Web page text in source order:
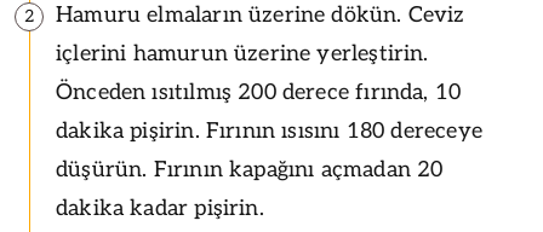
2
Hamuru elmaların üzerine dökün. Ceviz
içlerini hamurun üzerine yerleştirin.
Önceden ısıtılmış 200 derece fırında, 10
dakika pişirin. Fırının ısısını 180 dereceye
düşürün. Fırının kapağını açmadan 20
dakika kadar pişirin.